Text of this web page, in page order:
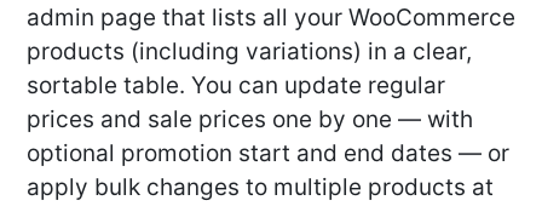
admin page that lists all your WooCommerce
products (including variations) in a clear,
sortable table. You can update regular
prices and sale prices one by one — with
optional promotion start and end dates — or
apply bulk changes to multiple products at